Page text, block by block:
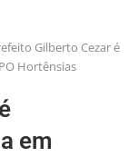
Gilberto Cezar é
Hortênsias
em